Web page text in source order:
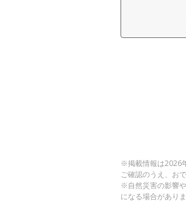
※掲載情報は2026
ご確認のうえ、お
※自然災害の影響
になる場合がありま